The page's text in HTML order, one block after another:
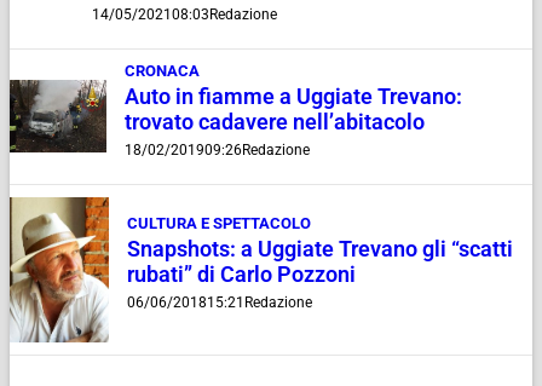
14/05/202108:03Redazione
CRONACA
Auto in fiamme a Uggiate Trevano:
trovato cadavere nell’abitacolo
18/02/201909:26Redazione
CULTURA E SPETTACOLO
Snapshots: a Uggiate Trevano gli “scatti
rubati” di Carlo Pozzoni
06/06/201815:21 Redazione